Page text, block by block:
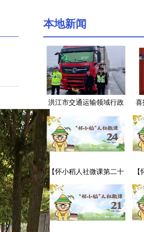
本地新闻
洪江市交通运输领域行政
喜
南
司
【怀小稻人社微课第二十
一期】用人单位可以强行
调换劳动者的工作岗位
期